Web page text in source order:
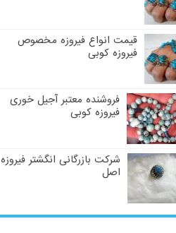
قیمت انواع فیروزه مخصوص
فیروزه کوبی
فروشنده معتبر آجیل خوری
فیروزه کوبی
شرکت بازرگانی انگشتر فیروزه
اصل